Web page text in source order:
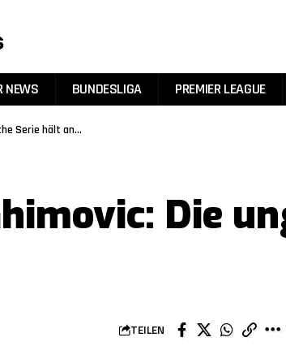
NEWS BUNDESLIGA PREMIER LEAGUE
Serie hält an…
Die
TEILEN